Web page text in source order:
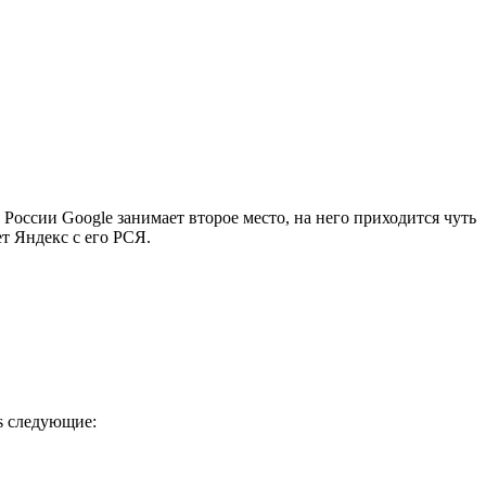
Google занимает второе место, на него приходится чуть
Яндекс с его РСЯ.
следующие: